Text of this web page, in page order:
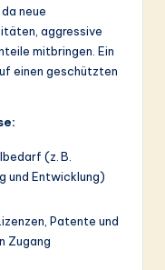
neue
aggressive
mitbringen. Ein
einen geschützten
(z. B.
und Entwicklung)
Patente und
Zugang